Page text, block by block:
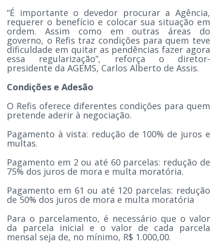
“É importante o devedor procurar a Agência,
requerer o benefício e colocar sua situação em
ordem. Assim como em outras áreas do
governo, o Refis traz condições para quem teve
dificuldade em quitar as pendências fazer agora
essa regularização”, reforça o diretor-
presidente da AGEMS, Carlos Alberto de Assis.
Condições e Adesão
O Refis oferece diferentes condições para quem
pretende aderir à negociação.
Pagamento à vista: redução de 100% de juros e
multas.
Pagamento em 2 ou até 60 parcelas: redução de
75% dos juros de mora e multa moratória.
Pagamento em 61 ou até 120 parcelas: redução
de 50% dos juros de mora e multa moratória
Para o parcelamento, é necessário que o valor
da parcela inicial e o valor de cada parcela
mensal seja de, no mínimo, R$ 1.000,00.